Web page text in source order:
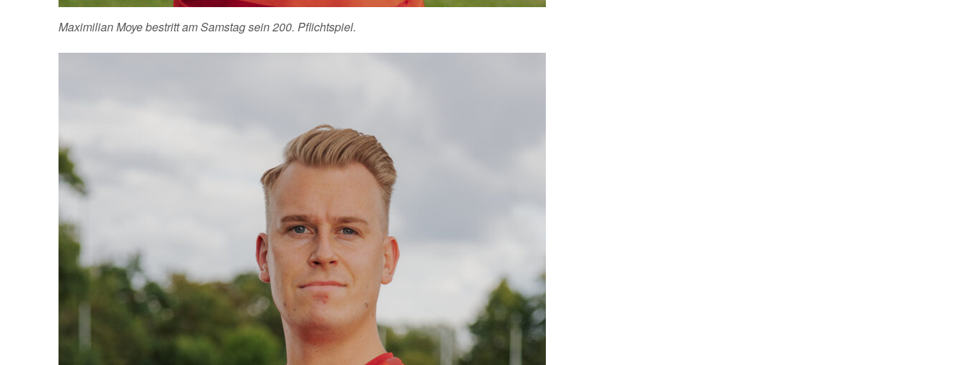
Maximilian Moye bestritt am Samstag sein 200. Pflichtspiel.